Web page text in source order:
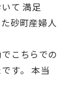
て 満足
砂町産婦人
こちらでの
す。 本当